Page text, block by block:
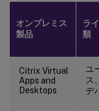
オンプレミス
製品
ラ
類
Citrix Virtual
Apps and
Desktops
ユ
ス
デ